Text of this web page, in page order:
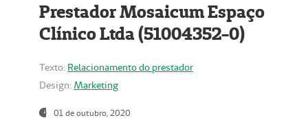
Prestador Mosaicum Espaço
Clínico Ltda (51004352-0)
Texto: Relacionamento do prestador
Design: Marketing
01 de outubro, 2020